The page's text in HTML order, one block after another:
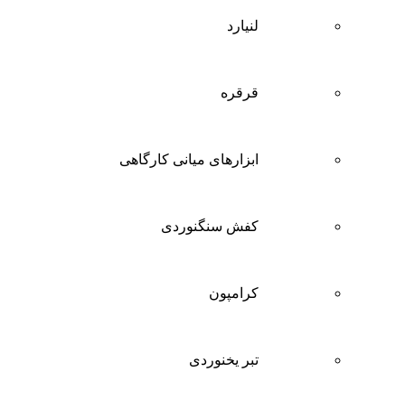
لنیارد
قرقره
ابزارهای میانی کارگاهی
کفش سنگنوردی
کرامپون
تبر یخنوردی